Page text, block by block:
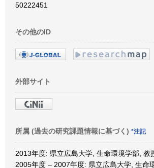
50222451
その他のID
外部サイト
所属 (過去の研究課題情報に基づく) *注記
2013年度: 県立広島大学, 生命環境学部, 教
2005年度 – 2007年度: 県立広島大学, 生命